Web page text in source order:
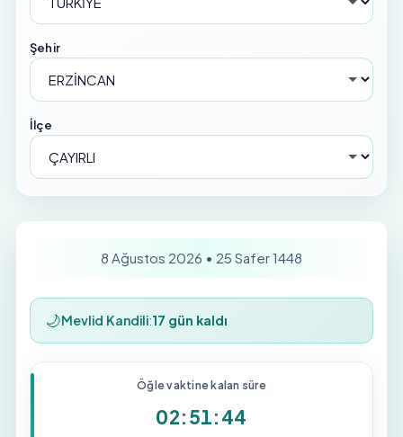
Şehir
İlçe
8 Ağustos 2026 • 25 Safer 1448
🌙Mevlid Kandili:17 gün kaldı
Öğle vaktine kalan süre
02:51:43